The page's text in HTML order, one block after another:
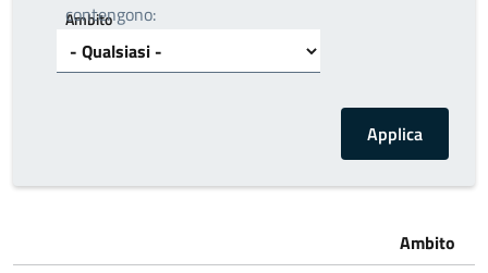
contengono:
Ambito
Ambito